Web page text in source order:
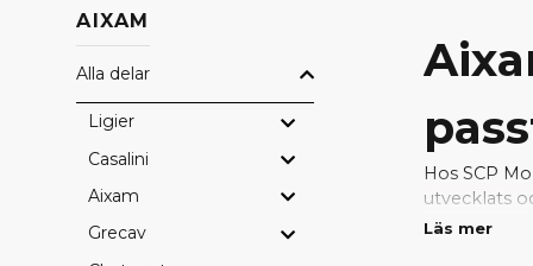
AIXAM
Alla delar
Ligier
Casalini
Aixam
Grecav
Hos SCP
utvecklats
passform,
Läs mer